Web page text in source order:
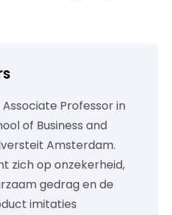
Professor in
of Business and
Amsterdam.
zich op onzekerheid,
gedrag en de
imitaties